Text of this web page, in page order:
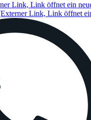
Link, Link öffnet ein
Link, Link öffnet